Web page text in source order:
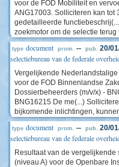
voor de FOD Mobiliteit en
ANG17003. Solliciteren kan tot
gedetailleerde
zoekmotor om de selectie
type document prom. -- pub. 20/
selectiebureau van de federale
Vergelijkende
voor de FOD Binnenlandse
Dossierbeheerders (m/v/x) -
BNG16215 De me(...)
bijkomende inlichtingen,
type document prom. -- pub. 20/
selectiebureau van de federale
Resultaat van de
(niveau A) voor de Openbare